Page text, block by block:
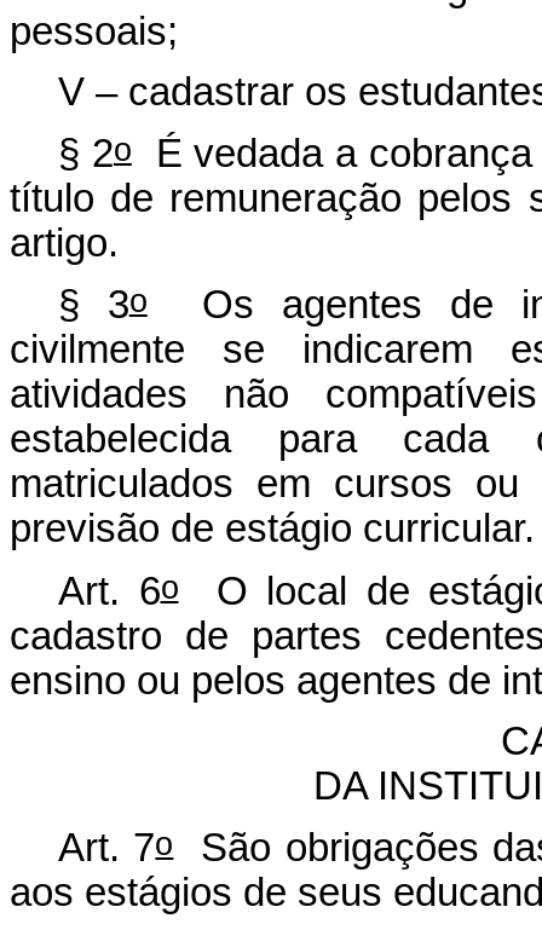
pessoais;
V – cadastrar os
§ 2o
É vedada a
título de remuneração pelos
artigo.
§ 3oOs agentes de
civilmente se indicarem
atividades não
estabelecida para cada
matriculados em cursos
previsão de estágio
Art. 6oO local de
cadastro de partes
ensino ou pelos agentes de
DA
Art. 7oSão obrigações
aos estágios de seus